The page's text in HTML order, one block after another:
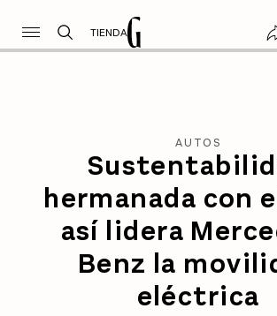
TIENDA
AUTOS
hermanada con
así lidera
Benz la
eléctrica